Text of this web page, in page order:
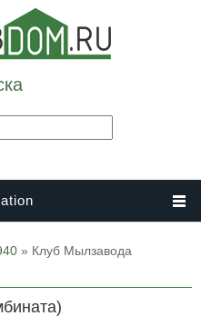
» Клуб Мылзавода